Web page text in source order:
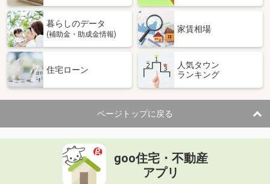
暮らしのデータ
(補助金・助成金情報)
家賃相場
住宅ローン
人気タウン
ランキング
ページトップに戻る
goo住宅・不動産
アプリ